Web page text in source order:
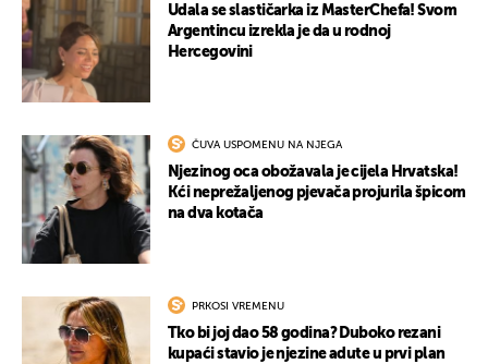
Udala se slastičarka iz MasterChefa! Svom
Argentincu izrekla je da u rodnoj
Hercegovini
ČUVA USPOMENU NA NJEGA
Njezinog oca obožavala je cijela Hrvatska!
Kći neprežaljenog pjevača projurila špicom
na dva kotača
PRKOSI VREMENU
Tko bi joj dao 58 godina? Duboko rezani
kupaći stavio je njezine adute u prvi plan